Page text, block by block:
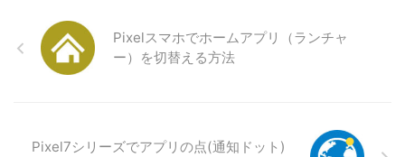
Pixelスマホでホームアプリ（ランチャ
ー）を切替える方法
Pixel7シリーズでアプリの点(通知ドット)